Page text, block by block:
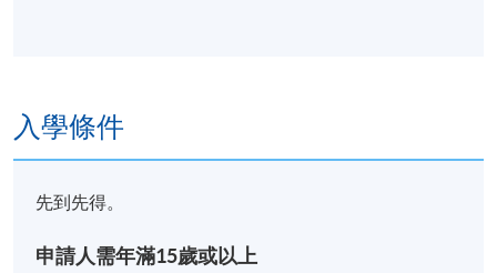
修業期
共4課12小時
2026年7月7, 9, 14, 16日
地點
入學條件
先到先得。
申請人需年滿15歲或以上